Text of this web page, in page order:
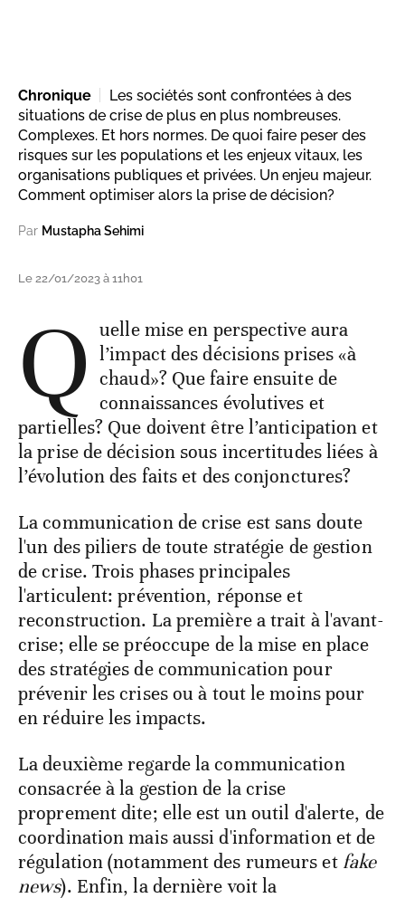
Chronique
Les sociétés sont confrontées à des
situations de crise de plus en plus nombreuses.
Complexes. Et hors normes. De quoi faire peser des
risques sur les populations et les enjeux vitaux, les
organisations publiques et privées. Un enjeu majeur.
Comment optimiser alors la prise de décision?
Par Mustapha Sehimi
Le 22/01/2023 à 11h01
Q uelle mise en perspective aura
l’impact des décisions prises «à
chaud»? Que faire ensuite de
connaissances évolutives et
partielles? Que doivent être l’anticipation et
la prise de décision sous incertitudes liées à
l’évolution des faits et des conjonctures?
La communication de crise est sans doute
l'un des piliers de toute stratégie de gestion
de crise. Trois phases principales
l'articulent: prévention, réponse et
reconstruction. La première a trait à l'avant-
crise; elle se préoccupe de la mise en place
des stratégies de communication pour
prévenir les crises ou à tout le moins pour
en réduire les impacts.
La deuxième regarde la communication
consacrée à la gestion de la crise
proprement dite; elle est un outil d'alerte, de
coordination mais aussi d'information et de
régulation (notamment des rumeurs et fake
news). Enfin, la dernière voit la